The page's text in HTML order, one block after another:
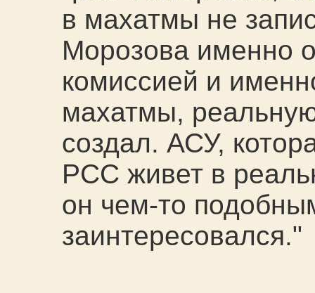
в махатмы не
Морозова именно
комиссией и
махатмы,
создал. АСУ,
РСС живет в
он чем-то
заинтересовался."